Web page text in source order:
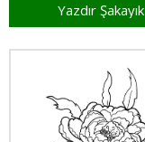
Yazdır Şakayık